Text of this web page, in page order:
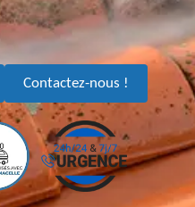
Contactez-nous !